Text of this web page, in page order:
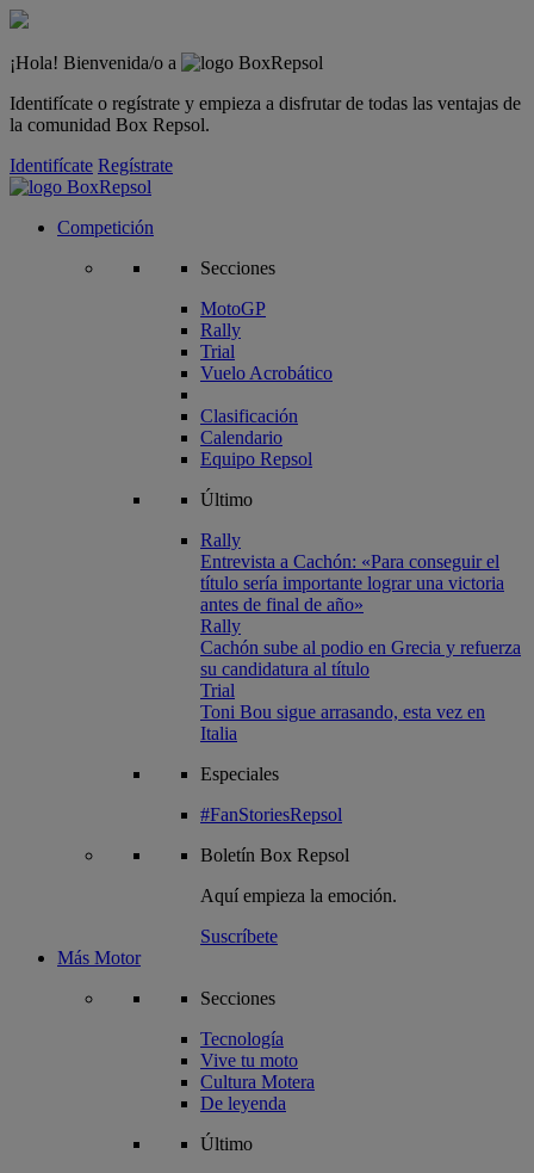
¡Hola! Bienvenida/o a
Identifícate o regístrate y empieza a disfrutar de todas las ventajas de
la comunidad Box Repsol.
Identifícate Regístrate
Competición
Secciones
MotoGP
Rally
Trial
Vuelo Acrobático
Clasificación
Calendario
Equipo Repsol
Último
Rally
Entrevista a Cachón: «Para conseguir el
título sería importante lograr una victoria
antes de final de año»
Rally
Cachón sube al podio en Grecia y refuerza
su candidatura al título
Trial
Toni Bou sigue arrasando, esta vez en
Italia
Especiales
#FanStoriesRepsol
Boletín Box Repsol
Aquí empieza la emoción.
Suscríbete
Más Motor
Secciones
Tecnología
Vive tu moto
Cultura Motera
De leyenda
Último